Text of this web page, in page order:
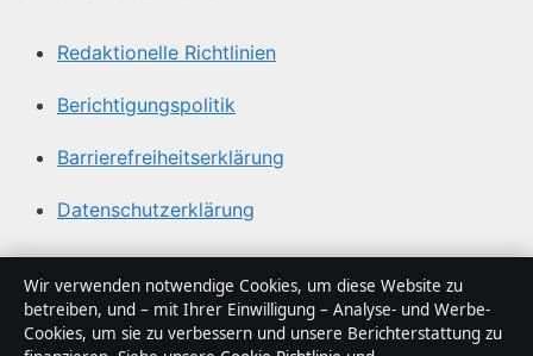
Redaktionelle Richtlinien
Berichtigungspolitik
Barrierefreiheitserklärung
Datenschutzerklärung
Über Abendfokus in Kürze
Abendfokus ist ein unabhängiger digitaler
Wir verwenden notwendige Cookies, um diese Website zu
betreiben, und – mit Ihrer Einwilligung – Analyse- und Werbe-
Cookies, um sie zu verbessern und unsere Berichterstattung zu